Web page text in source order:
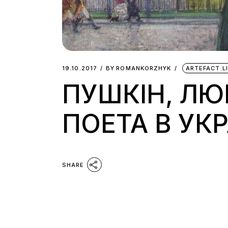
19.10.2017 BY ROMANKORZHYK
ПУШКІН,
ПОЕТА В
SHARE